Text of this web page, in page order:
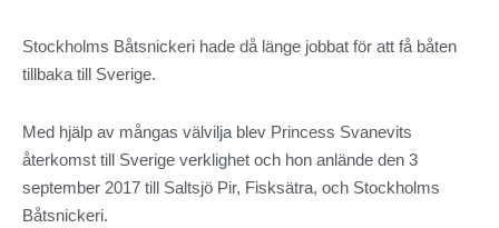
Stockholms Båtsnickeri hade då länge jobbat för att få båten
tillbaka till Sverige.
Med hjälp av mångas välvilja blev Princess Svanevits
återkomst till Sverige verklighet och hon anlände den 3
september 2017 till Saltsjö Pir, Fisksätra, och Stockholms
Båtsnickeri.